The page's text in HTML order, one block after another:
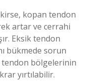
kopan tendon
artar ve cerrahi
Eksik tendon
bükmede sorun
tendon bölgelerinin
yırtılabilir.